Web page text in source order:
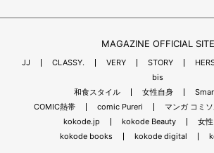
MAGAZINE OFFICIAL SITE
JJ CLASSY. VERY STORY
bis
和食スタイル
女性自身
COMIC熱帯
comic Pureri マンガ コミ
kokode.jp
kokode Beauty
女
kokode books
kokode digital